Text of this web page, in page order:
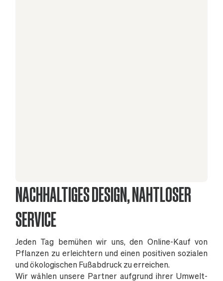
NACHHALTIGES DESIGN, NAHTLOSER
SERVICE
Jeden Tag bemühen wir uns, den Online-Kauf von
Pflanzen zu erleichtern und einen positiven sozialen
und ökologischen Fußabdruck zu erreichen.
Wir wählen unsere Partner aufgrund ihrer Umwelt-